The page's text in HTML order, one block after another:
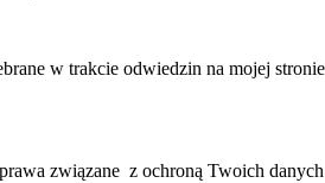
w trakcie odwiedzin na mojej
związane z ochroną Twoich